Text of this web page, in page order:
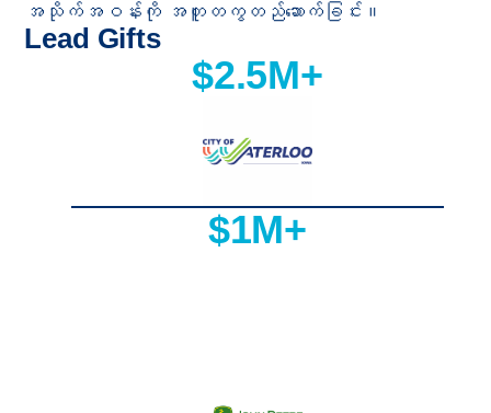
အသိုက်အဝန်းကို အတူတကွတည်ဆောက်ခြင်း။
Lead Gifts
$2.5M+
$1M+